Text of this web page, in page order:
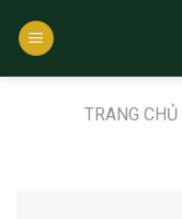
qua
TRANG CHỦ